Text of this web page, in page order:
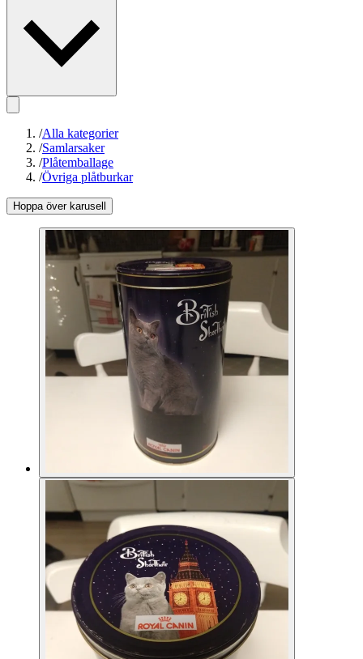
/Alla kategorier
/Samlarsaker
/Plåtemballage
/Övriga plåtburkar
Hoppa över karusell